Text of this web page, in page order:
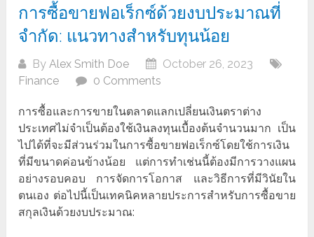
การซื้อขายฟอเร็กซ์ด้วยงบประมาณที่
จำกัด: แนวทางสำหรับทุนน้อย
ByAlex Smith Doe
October 26, 2023
Finance
0 Comments
การซื้อและการขายในตลาดแลกเปลี่ยนเงินตราต่าง
ประเทศไม่จำเป็นต้องใช้เงินลงทุนเบื้องต้นจำนวนมาก เป็น
ไปได้ที่จะมีส่วนร่วมในการซื้อขายฟอเร็กซ์โดยใช้การเงิน
ที่มีขนาดค่อนข้างน้อย แต่การทำเช่นนี้ต้องมีการวางแผน
อย่างรอบคอบ การจัดการโอกาส และวิธีการที่มีวินัยใน
ตนเอง ต่อไปนี้เป็นเทคนิคหลายประการสำหรับการซื้อขาย
สกุลเงินด้วยงบประมาณ: